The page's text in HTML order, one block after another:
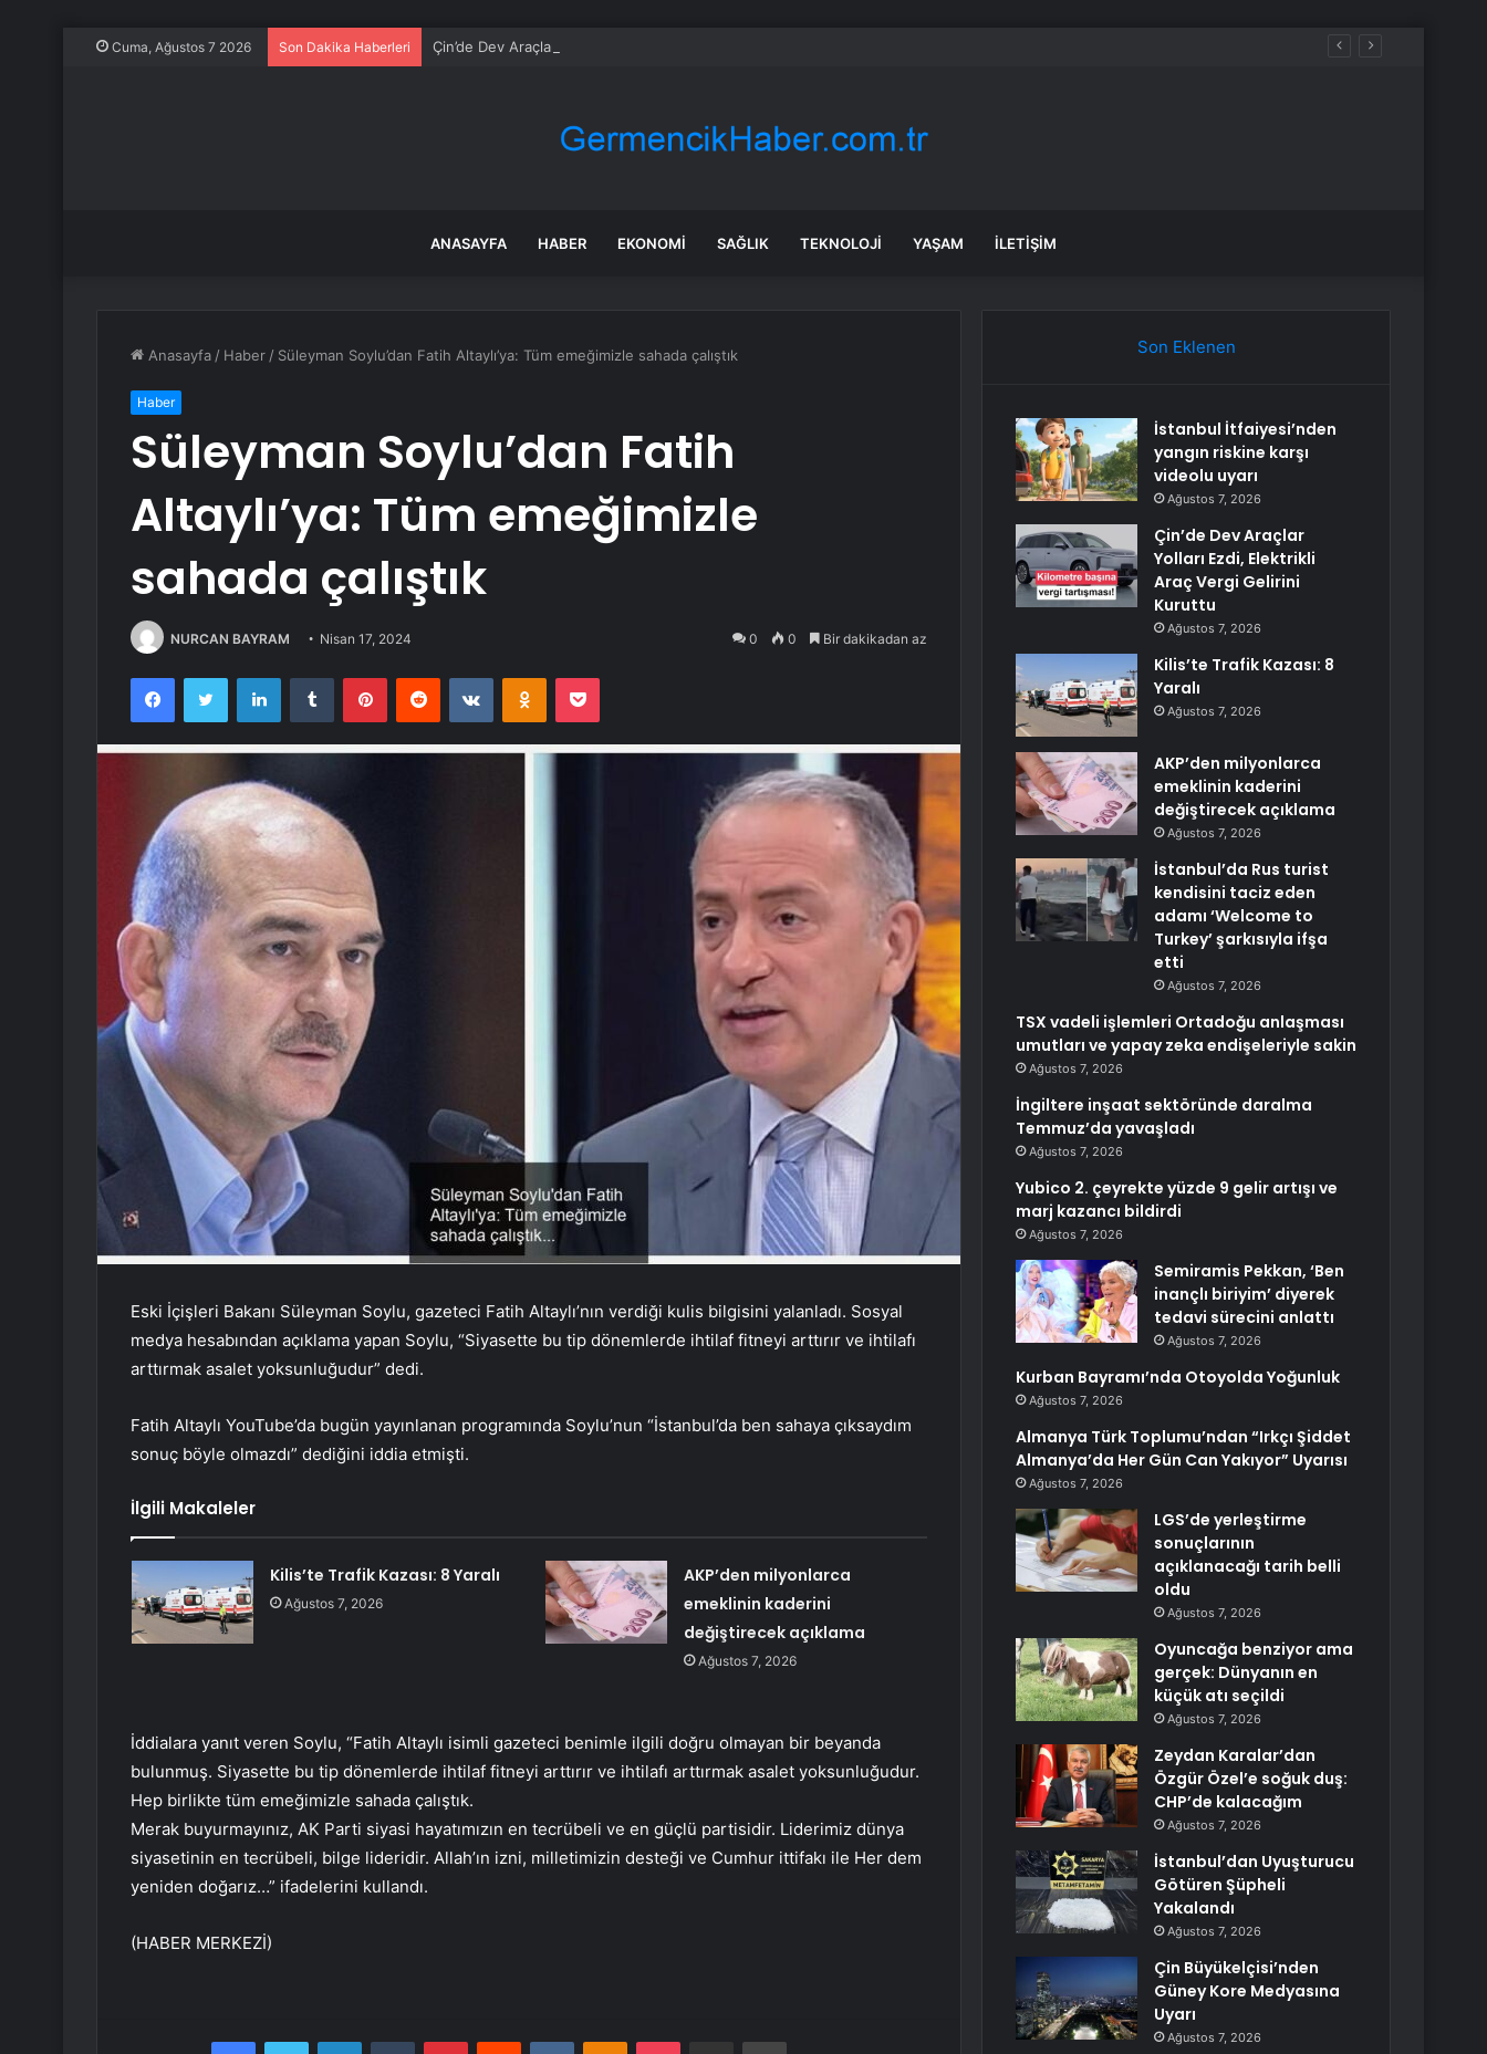
Cuma, Ağustos 7 2026 Son Dakika Haberleri Çin’de Dev Araçlar Yolları Ezdi, Elektrikli Araç Vergi Gelirini Kuruttu
ANASAYFA HABER EKONOMI SAĞLIK TEKNOLOJI YAŞAM İLETIŞIM
Anasayfa / Haber / Süleyman Soylu’dan Fatih Altaylı’ya: Tüm emeğimizle sahada çalıştık
Haber
Süleyman Soylu’dan Fatih
Altaylı’ya: Tüm emeğimizle
sahada çalıştık
NURCAN BAYRAM Nisan 17, 2024 0 0 Bir dakikadan az
FacebookTwitter LinkedInTumblr PinterestReddit VKontakteOdnoklassniki
Pocket
Eski İçişleri Bakanı Süleyman Soylu, gazeteci Fatih Altaylı’nın verdiği kulis bilgisini yalanladı. Sosyal
medya hesabından açıklama yapan Soylu, “Siyasette bu tip dönemlerde ihtilaf fitneyi arttırır ve ihtilafı
arttırmak asalet yoksunluğudur” dedi.
Fatih Altaylı YouTube’da bugün yayınlanan programında Soylu’nun “İstanbul’da ben sahaya çıksaydım
sonuç böyle olmazdı” dediğini iddia etmişti.
İlgili Makaleler
Kilis’te Trafik Kazası: 8 Yaralı
Ağustos 7, 2026
AKP’den milyonlarca
emeklinin kaderini
değiştirecek açıklama
Ağustos 7, 2026
İddialara yanıt veren Soylu, “Fatih Altaylı isimli gazeteci benimle ilgili doğru olmayan bir beyanda
bulunmuş. Siyasette bu tip dönemlerde ihtilaf fitneyi arttırır ve ihtilafı arttırmak asalet yoksunluğudur.
Hep birlikte tüm emeğimizle sahada çalıştık.
Merak buyurmayınız, AK Parti siyasi hayatımızın en tecrübeli ve en güçlü partisidir. Liderimiz dünya
siyasetinin en tecrübeli, bilge lideridir. Allah’ın izni, milletimizin desteği ve Cumhur ittifakı ile Her dem
yeniden doğarız…” ifadelerini kullandı.
(HABER MERKEZİ)
FacebookTwitter LinkedInTumblr PinterestReddit VKontakteOdnoklassniki
Pocket E-Posta ile paylaş Yazdır
Son Eklenen
İstanbul İtfaiyesi’nden
yangın riskine karşı
videolu uyarı
Ağustos 7, 2026
Çin’de Dev Araçlar
Yolları Ezdi, Elektrikli
Araç Vergi Gelirini
Kuruttu
Ağustos 7, 2026
Kilis’te Trafik Kazası: 8
Yaralı
Ağustos 7, 2026
AKP’den milyonlarca
emeklinin kaderini
değiştirecek açıklama
Ağustos 7, 2026
İstanbul’da Rus turist
kendisini taciz eden
adamı ‘Welcome to
Turkey’ şarkısıyla ifşa
etti
Ağustos 7, 2026
TSX vadeli işlemleri Ortadoğu anlaşması
umutları ve yapay zeka endişeleriyle sakin
Ağustos 7, 2026
İngiltere inşaat sektöründe daralma
Temmuz’da yavaşladı
Ağustos 7, 2026
Yubico 2. çeyrekte yüzde 9 gelir artışı ve
marj kazancı bildirdi
Ağustos 7, 2026
Semiramis Pekkan, ‘Ben
inançlı biriyim’ diyerek
tedavi sürecini anlattı
Ağustos 7, 2026
Kurban Bayramı’nda Otoyolda Yoğunluk
Ağustos 7, 2026
Almanya Türk Toplumu’ndan “Irkçı Şiddet
Almanya’da Her Gün Can Yakıyor” Uyarısı
Ağustos 7, 2026
LGS’de yerleştirme
sonuçlarının
açıklanacağı tarih belli
oldu
Ağustos 7, 2026
Oyuncağa benziyor ama
gerçek: Dünyanın en
küçük atı seçildi
Ağustos 7, 2026
Zeydan Karalar’dan
Özgür Özel’e soğuk duş:
CHP’de kalacağım
Ağustos 7, 2026
İstanbul’dan Uyuşturucu
Götüren Şüpheli
Yakalandı
Ağustos 7, 2026
Çin Büyükelçisi’nden
Güney Kore Medyasına
Uyarı
Ağustos 7, 2026